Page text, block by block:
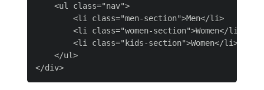
<ul class="nav">
        <li class="men-section">Men</li>
        <li class="women-section">Women</li>
<li class="kids-section">Women</li>
</ul>